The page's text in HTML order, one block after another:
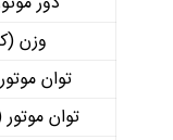
وزن
توان
توان